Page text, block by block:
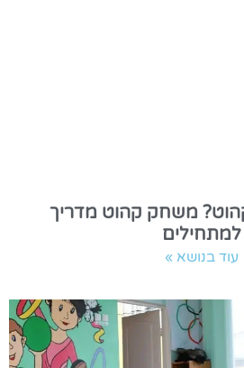
משחק קהוט מדריך
למתחילים
עוד בנושא »